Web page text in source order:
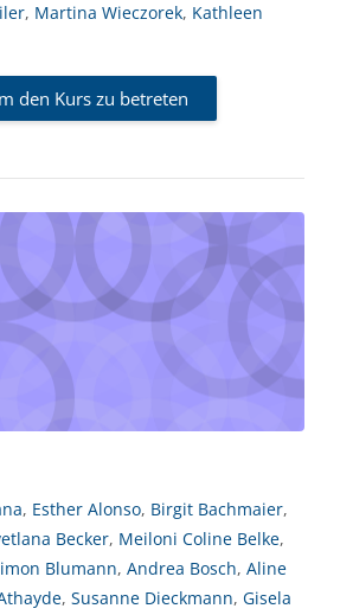
, Martina Wieczorek, Kathleen
den Kurs zu betreten
, Esther Alonso, Birgit Bachmaier,
Becker, Meiloni Coline Belke,
Blumann, Andrea Bosch, Aline
, Susanne Dieckmann, Gisela